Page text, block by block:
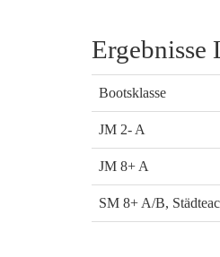
Ergebnisse
Bootsklasse
JM 2- A
JM 8+ A
SM 8+ A/B,